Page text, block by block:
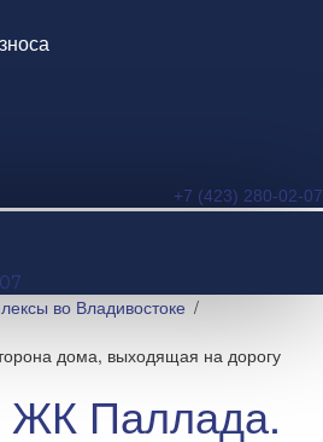
+7 (423) 280-02-07
во Владивостоке
дома, выходящая на дорогу
ЖК Паллада.